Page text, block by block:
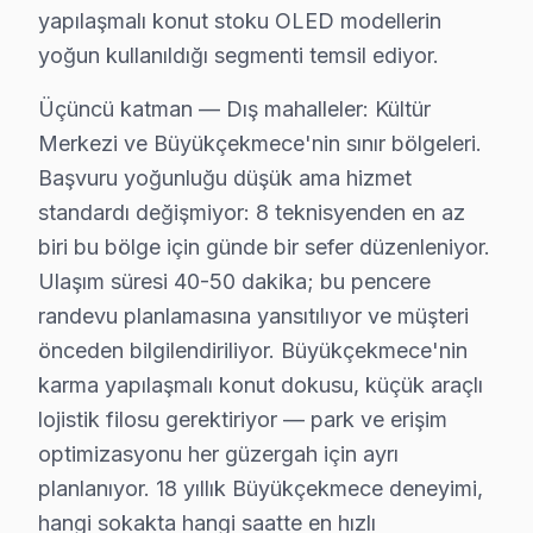
• Kapasitör ve SMD: Şişmiş kapasitör değişimi, smd
Büyükçekmece Sony TV Teknik Destek
Büyükçekmece'de Sony ekran sahiplerine
OLED/Full Array Panel ve Ekran Onarımı: Renk
Kart Düzeyinde Tamir: Ana kart, güç kartı ve T-Con
Smart televizyon ünitesi Platform Sorunları:
Port ve Bağlantı Tamiri: HDMI, USB ve optik ses
» Büyükçekmece genelinde mobil servis ekibimizle
Sony Servisi Garanti ve Sonrası Destek
Büyükçekmece Sony TV Servis Garanti Belgesi - 1 Yıl Parça
Büyükçekmece'de Sony akıllı TV tamirinde garanti
yapılaşmalı konut stoku OLED modellerin
yoğun kullanıldığı segmenti temsil ediyor.
Üçüncü katman — Dış mahalleler: Kültür
Merkezi ve Büyükçekmece'nin sınır bölgeleri.
Başvuru yoğunluğu düşük ama hizmet
standardı değişmiyor: 8 teknisyenden en az
biri bu bölge için günde bir sefer düzenleniyor.
Ulaşım süresi 40-50 dakika; bu pencere
randevu planlamasına yansıtılıyor ve müşteri
önceden bilgilendiriliyor. Büyükçekmece'nin
karma yapılaşmalı konut dokusu, küçük araçlı
lojistik filosu gerektiriyor — park ve erişim
optimizasyonu her güzergah için ayrı
planlanıyor. 18 yıllık Büyükçekmece deneyimi,
hangi sokakta hangi saatte en hızlı